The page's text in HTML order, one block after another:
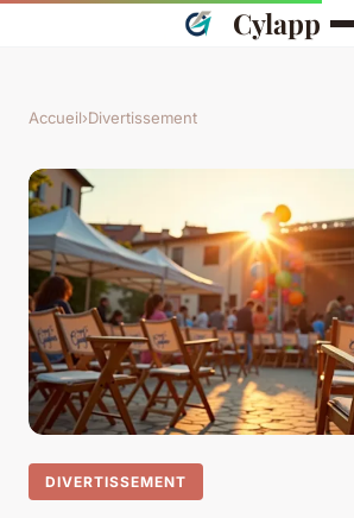
Cylapp
Accueil›Divertissement
DIVERTISSEMENT